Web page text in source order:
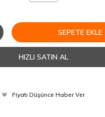
SEPETE EKLE
HIZLI SATIN AL
Fiyatı Düşünce Haber Ver